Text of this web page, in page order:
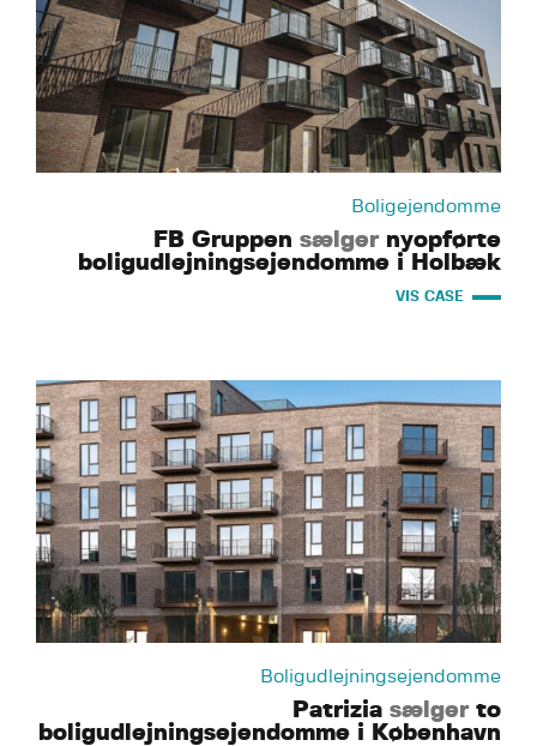
Boligejendomme
FB Gruppen sælgernyopførte
boligudlejningsejendomme i Holbæk
VIS CASE
Boligudlejningsejendomme
Patrizia sælgerto
boligudlejningsejendomme i København